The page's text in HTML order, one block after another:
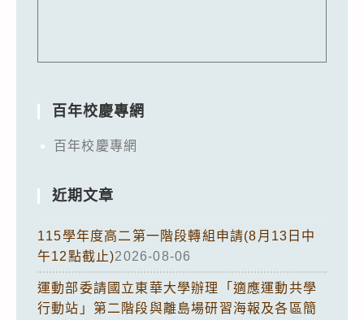
百年校慶專網
百年校慶專網
近期文章
115學年度高二第一階段轉組申請(8月13日中
午12點截止)2026-08-06
運動部委請國立東華大學辦理「適應運動共學
行動站」第二階段與離島場研習海報及各區簡